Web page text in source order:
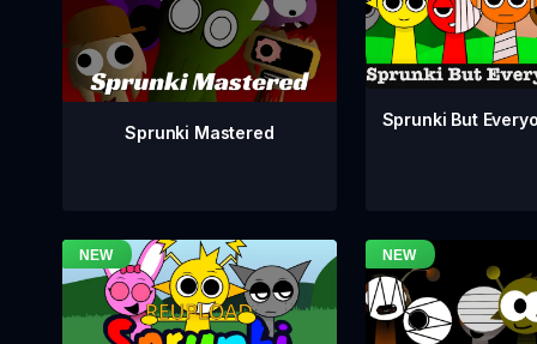
Sprunki Mastered
Sprunki But